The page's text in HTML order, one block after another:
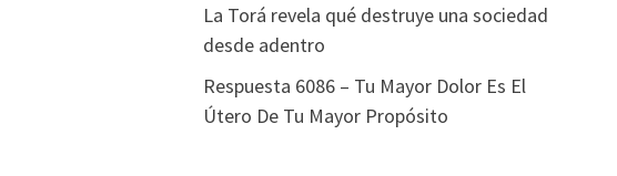
La Torá revela qué destruye una sociedad
desde adentro
Respuesta 6086 – Tu Mayor Dolor Es El
Útero De Tu Mayor Propósito